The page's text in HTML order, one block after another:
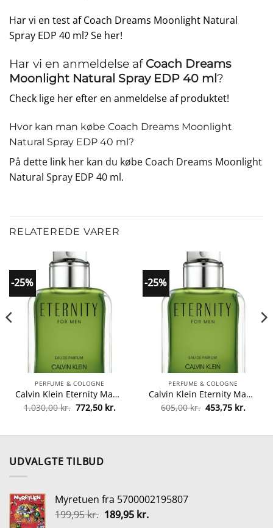
Har vi en test af Coach Dreams Moonlight Natural
Spray EDP 40 ml? Se her!
Har vi en anmeldelse af Coach Dreams
Moonlight Natural Spray EDP 40 ml?
Check lige her efter en anmeldelse af produktet!
Hvor kan man købe Coach Dreams Moonlight
Natural Spray EDP 40 ml?
På dette link her kan du købe Coach Dreams Moonlight
Natural Spray EDP 40 ml.
RELATEREDE VARER
-25%
PERFUME & COLOGNE
Calvin Klein Eternity Man EDP 200 ml fra Calvin Klein
1.030,00kr. Den
oprindelige
1.030,00 kr..
772,50 kr.Den
772,50 kr..
-25%
PERFUME & COLOGNE
Calvin Klein Eternity Man EDP 50 ml fra Calvin Klein
605,00kr. Den
oprindelige
605,00 kr..
453,75 kr.Den
kr..
UDVALGTE TILBUD
Myretuen fra 5700002195807
199,95kr. Den
189,95 kr.Den